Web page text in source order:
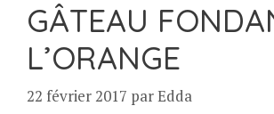
GÂTEAU
L’ORANGE
22 février 2017 parEdda